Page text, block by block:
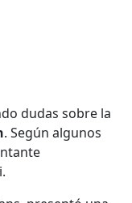
dudas sobre la
. Según algunos